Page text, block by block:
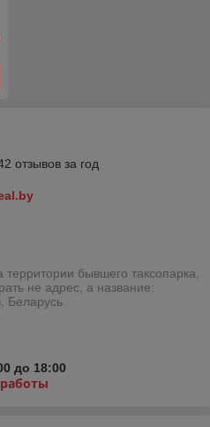
отзывов за год
бывшего таксопарка,
не адрес, а название:
Беларусь
до 18:00